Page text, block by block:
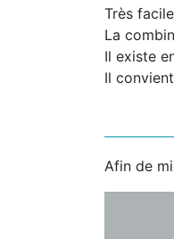
Très
La
Il existe
Il
Afin de